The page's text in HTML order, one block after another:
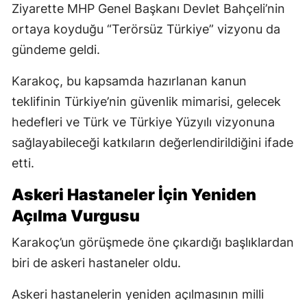
Ziyarette MHP Genel Başkanı Devlet Bahçeli’nin
ortaya koyduğu “Terörsüz Türkiye” vizyonu da
gündeme geldi.
Karakoç, bu kapsamda hazırlanan kanun
teklifinin Türkiye’nin güvenlik mimarisi, gelecek
hedefleri ve Türk ve Türkiye Yüzyılı vizyonuna
sağlayabileceği katkıların değerlendirildiğini ifade
etti.
Askeri Hastaneler İçin Yeniden
Açılma Vurgusu
Karakoç’un görüşmede öne çıkardığı başlıklardan
biri de askeri hastaneler oldu.
Askeri hastanelerin yeniden açılmasının milli